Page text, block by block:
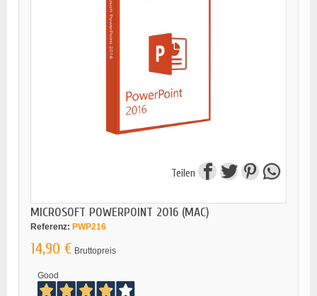
Teilen
MICROSOFT POWERPOINT 2016 (MAC)
Referenz: PWP216
14,90 € Bruttopreis
Good